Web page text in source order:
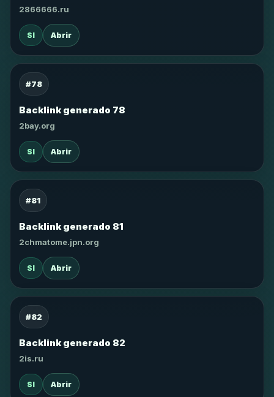
2866666.ru
SI Abrir
#78
Backlink generado 78
2bay.org
SI Abrir
#81
Backlink generado 81
2chmatome.jpn.org
SI Abrir
#82
Backlink generado 82
2is.ru
SI Abrir